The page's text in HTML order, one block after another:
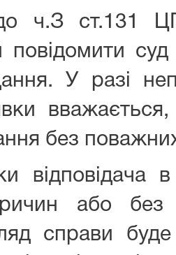
ч.З ст.131
повідомити
У разі
без
відповідача
або без
справи